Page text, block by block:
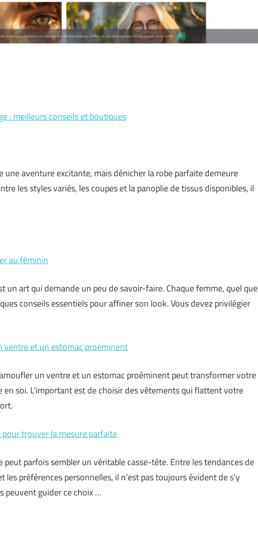
: meilleurs conseils et boutiques
une aventure excitante, mais dénicher la robe parfaite demeure
les styles variés, les coupes et la panoplie de tissus disponibles, il
au féminin
un art qui demande un peu de savoir-faire. Chaque femme, quel que
conseils essentiels pour affiner son look. Vous devez privilégier
ventre et un estomac proéminent
un ventre et un estomac proéminent peut transformer votre
soi. L’important est de choisir des vêtements qui flattent votre
pour trouver la mesure parfaite
peut parfois sembler un véritable casse-tête. Entre les tendances de
les préférences personnelles, il n’est pas toujours évident de s’y
peuvent guider ce choix …